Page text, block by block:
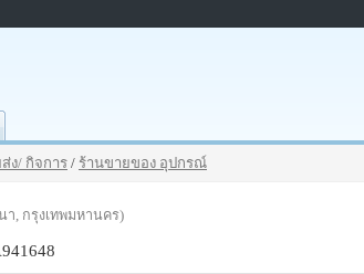
ง/ กิจการ / ร้านขายของ อุปกรณ์
า, กรุงเทพมหานคร)